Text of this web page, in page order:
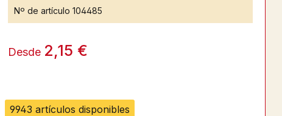
9943 artículos disponibles
Nº de artículo 104485
Desde 2,15 €